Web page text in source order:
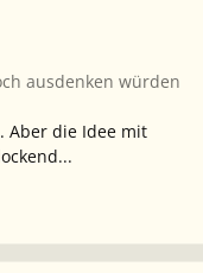
ausdenken würden
Aber die Idee mit